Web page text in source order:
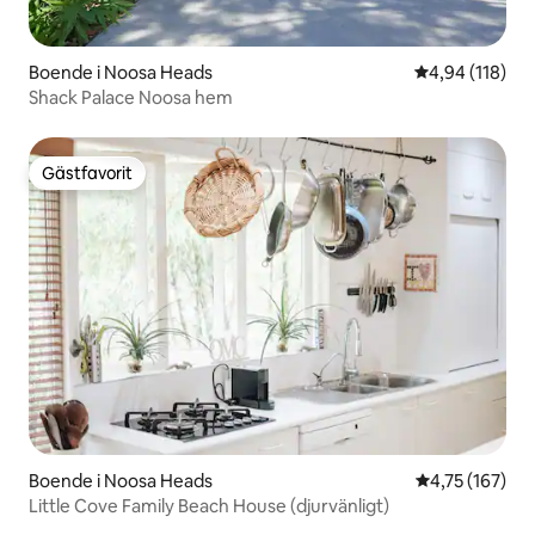
Boende i Noosa Heads 4,94 av 5 i
4,94 (118)
Shack Palace Noosa hem
Gästfavorit
Gästfavorit
Boende i Noosa Heads 4,75 av 5 i
4,75 (167)
Little Cove Family Beach House (djurvänligt)